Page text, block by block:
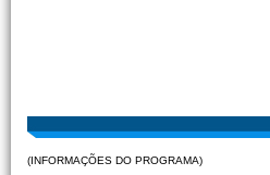
(INFORMAÇÕES DO PROGRAMA)